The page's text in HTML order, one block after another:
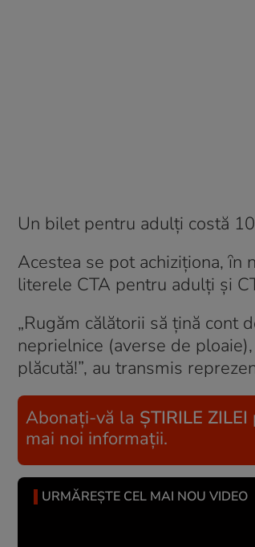
Un bilet pentru adulți costă
Acestea se pot achiziţiona,
literele CTA pentru adulţi şi
„Rugăm călătorii să ţină cont
neprielnice (averse de
plăcută!”, au transmis
Abonați-vă la ȘTIRILE ZILEI
mai noi informații.
URMĂREȘTE CEL MAI NOU VIDEO